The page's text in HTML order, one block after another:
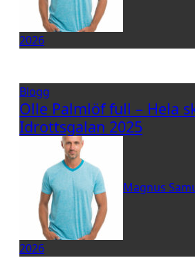
2026
Blogg
Olle Palmlöf full – Hela
Idrottsgalan 2025
Magnus
2026